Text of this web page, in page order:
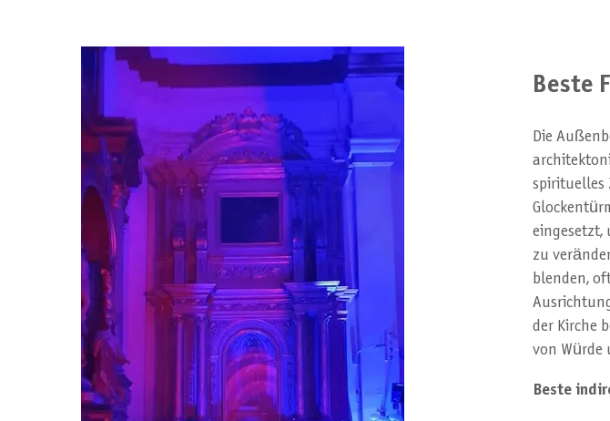
Beste
Die
spirituelles
eingesetzt,
zu
blenden,
der Kirche
von Würde
Beste